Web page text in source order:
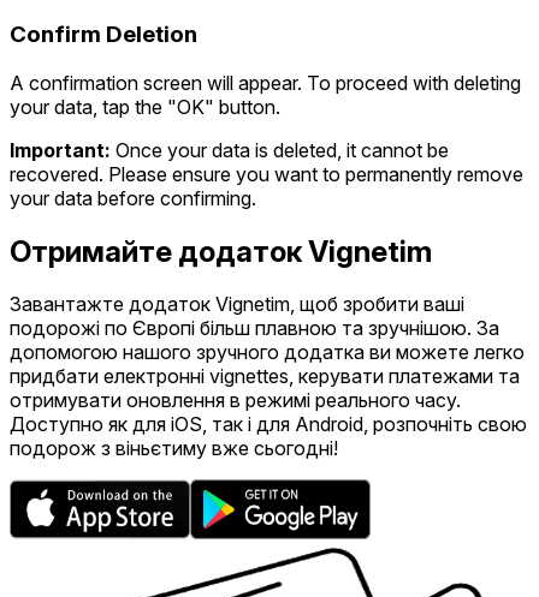
Confirm Deletion
A confirmation screen will appear. To proceed with deleting
your data, tap the "OK" button.
Important: Once your data is deleted, it cannot be
recovered. Please ensure you want to permanently remove
your data before confirming.
Отримайте додаток Vignetim
Завантажте додаток Vignetim, щоб зробити ваші
подорожі по Європі більш плавною та зручнішою. За
допомогою нашого зручного додатка ви можете легко
придбати електронні vignettes, керувати платежами та
отримувати оновлення в режимі реального часу.
Доступно як для iOS, так і для Android, розпочніть свою
подорож з віньєтиму вже сьогодні!